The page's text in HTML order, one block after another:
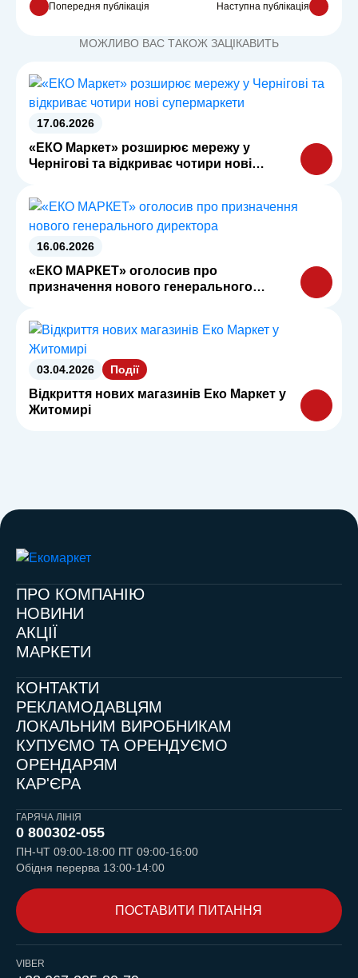
Попередня публікація Наступна публікація
МОЖЛИВО ВАС ТАКОЖ ЗАЦІКАВИТЬ
17.06.2026
«ЕКО Маркет» розширює мережу у
Чернігові та відкриває чотири нові
16.06.2026
«ЕКО МАРКЕТ» оголосив про
призначення нового генерального
03.04.2026 Події
Відкриття нових магазинів Еко Маркет у
Житомирі
ПРО КОМПАНІЮ
НОВИНИ
АКЦІЇ
МАРКЕТИ
КОНТАКТИ
РЕКЛАМОДАВЦЯМ
ЛОКАЛЬНИМ ВИРОБНИКАМ
КУПУЄМО ТА ОРЕНДУЄМО
ОРЕНДАРЯМ
КАР'ЄРА
ГАРЯЧА ЛІНІЯ
0 800302-055
ПН-ЧТ 09:00-18:00 ПТ 09:00-16:00
Обідня перерва 13:00-14:00
ПОСТАВИТИ ПИТАННЯ
VIBER